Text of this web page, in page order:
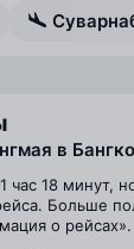
в
час 18 минут,
Больше
о рейсах».